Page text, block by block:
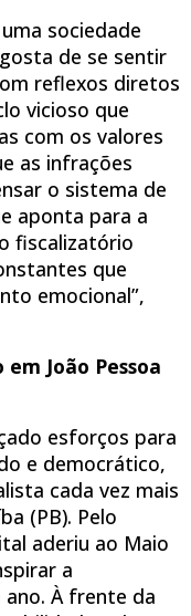
sociedade
de se sentir
reflexos diretos
vicioso que
com os valores
as infrações
o sistema de
aponta para a
fiscalizatório
que
emocional”,
João Pessoa
esforços para
e democrático,
cada vez mais
(PB). Pelo
aderiu ao Maio
a
À frente da